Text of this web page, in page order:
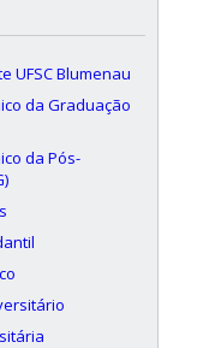
UFSC Blumenau
da Graduação
da Pós-